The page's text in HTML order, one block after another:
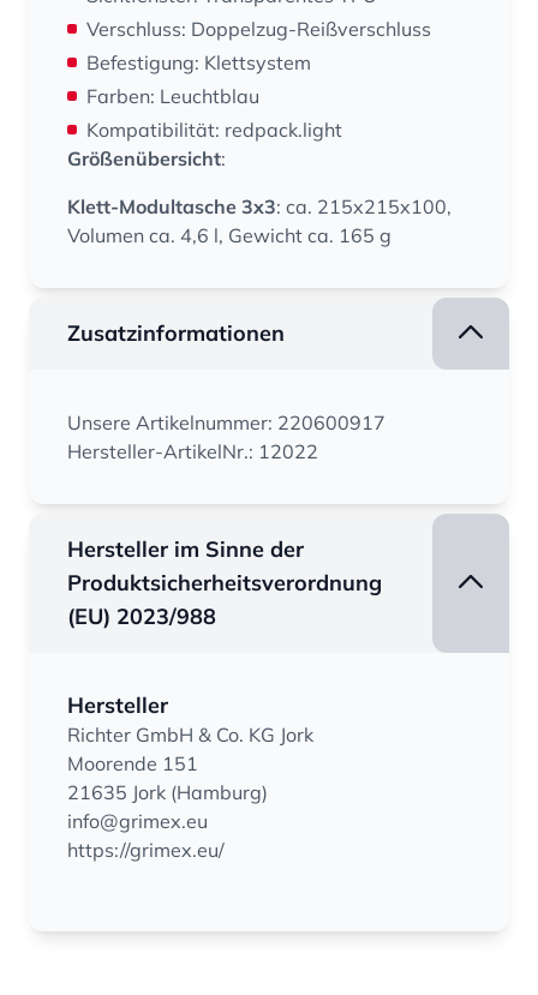
Verschluss: Doppelzug-Reißverschluss
Befestigung: Klettsystem
Farben: Leuchtblau
Kompatibilität: redpack.light
Größenübersicht:
Klett-Modultasche 3x3: ca. 215x215x100,
Volumen ca. 4,6 l, Gewicht ca. 165 g
Zusatzinformationen
Unsere Artikelnummer: 220600917
Hersteller-ArtikelNr.: 12022
Hersteller im Sinne der
Produktsicherheitsverordnung
(EU) 2023/988
Hersteller
Richter GmbH & Co. KG Jork
Moorende 151
21635 Jork (Hamburg)
info@grimex.eu
https://grimex.eu/